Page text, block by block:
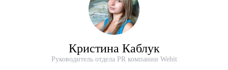
Кристина Каблук
Руководитель отдела PR компании Webit